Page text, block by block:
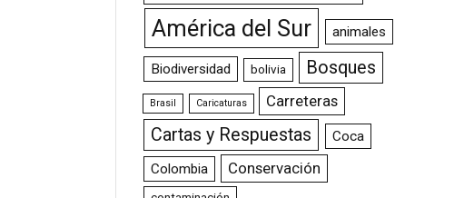
América del Sur animales
Biodiversidad bolivia Bosques
Brasil Caricaturas Carreteras
Cartas y Respuestas
Coca
Colombia
Conservación